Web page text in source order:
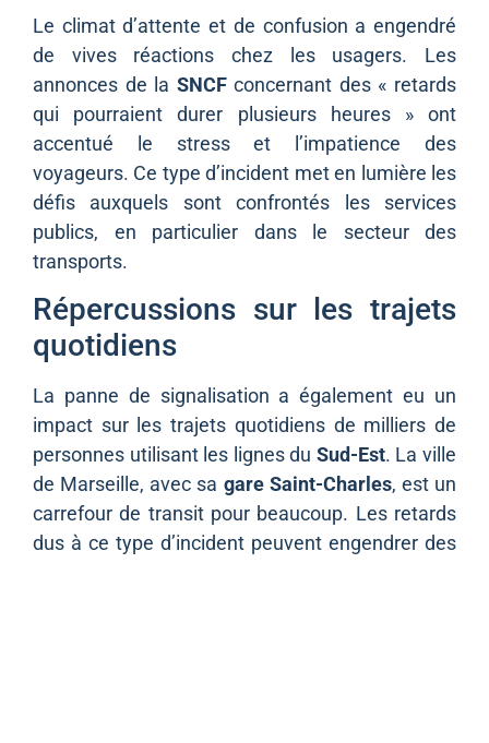
Le climat d’attente et de confusion a engendré
de vives réactions chez les usagers. Les
annonces de la SNCFconcernant des « retards
qui pourraient durer plusieurs heures » ont
accentué le stress et l’impatience des
voyageurs. Ce type d’incident met en lumière les
défis auxquels sont confrontés les services
publics, en particulier dans le secteur des
transports.
Répercussions sur les trajets
quotidiens
La panne de signalisation a également eu un
impact sur les trajets quotidiens de milliers de
personnes utilisant les lignes du Sud-Est. La ville
de Marseille, avec sa gare Saint-Charles, est un
carrefour de transit pour beaucoup. Les retards
dus à ce type d’incident peuvent engendrer des